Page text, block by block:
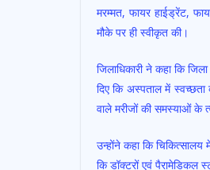
मरम्मत, फायर हाईड्रेंट,
मौके पर ही स्वीकृत की।
जिलाधिकारी ने कहा कि
दिए कि अस्पताल में स्वच्छता
वाले मरीजों की समस्याओं के
उन्होंने कहा कि
कि डॉक्टरों एवं पैरामेडिकल